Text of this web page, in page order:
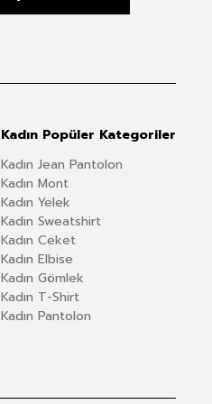
Kadın Popüler Kategoriler
Kadın Jean Pantolon
Kadın Mont
Kadın Yelek
Kadın Sweatshirt
Kadın Ceket
Kadın Elbise
Kadın Gömlek
Kadın T-Shirt
Kadın Pantolon